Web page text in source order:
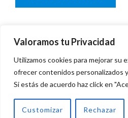
Valoramos tu Privacidad
Utilizamos cookies para mejorar su
ofrecer contenidos personalizados
Si estás de acuerdo haz click en
Customizar Rechazar
Copyright © 2026 Futur Centro de
Futur Centro de